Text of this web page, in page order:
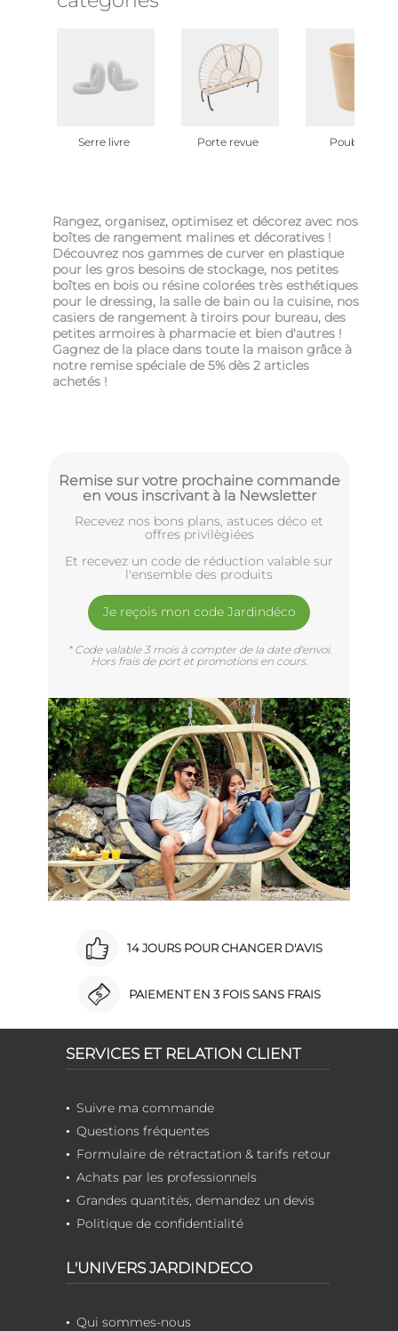
Serre livre Porte revue Poubelle
Rangez, organisez, optimisez et décorez avec nos
boîtes de rangement malines et décoratives !
Découvrez nos gammes de curver en plastique
pour les gros besoins de stockage, nos petites
boîtes en bois ou résine colorées très esthétiques
pour le dressing, la salle de bain ou la cuisine, nos
casiers de rangement à tiroirs pour bureau, des
petites armoires à pharmacie et bien d'autres !
Gagnez de la place dans toute la maison grâce à
notre remise spéciale de 5% dès 2 articles
achetés !
Remise sur votre prochaine commande
en vous inscrivant à la Newsletter
Recevez nos bons plans, astuces déco et
offres privilègiées
Et recevez un code de réduction valable sur
l'ensemble des produits
Je reçois mon code Jardindéco
* Code valable 3 mois à compter de la date d'envoi.
Hors frais de port et promotions en cours.
14 JOURS POUR CHANGER D'AVIS
PAIEMENT EN 3 FOIS SANS FRAIS
SERVICES ET RELATION CLIENT
Suivre ma commande
Questions fréquentes
Formulaire de rétractation & tarifs retour
Achats par les professionnels
Grandes quantités, demandez un devis
Politique de confidentialité
L'UNIVERS JARDINDECO
Qui sommes-nous